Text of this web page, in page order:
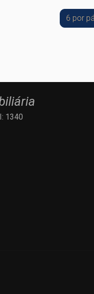
6 por
1340